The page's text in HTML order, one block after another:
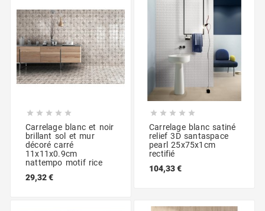
    
Carrelage blanc et noir
brillant sol et mur
décoré carré
11x11x0.9cm
nattempo motif rice
29,32 €
    
Carrelage blanc satiné
relief 3D santaspace
pearl 25x75x1cm
rectifié
104,33 €